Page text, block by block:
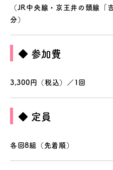
（JR中央線・京王井の頭線「
分）
◆ 参加費
3,300円（税込）／1回
◆ 定員
各回8組（先着順）